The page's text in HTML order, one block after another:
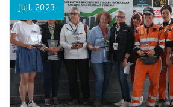
Juil, 2023